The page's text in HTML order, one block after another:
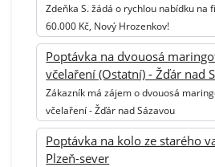
Zdeňka S. žádá o rychlou nabídku na
60.000 Kč, Nový Hrozenkov!
Poptávka na dvouosá
včelaření (Ostatní) - Žďár nad
Zákazník má zájem o dvouosá
včelaření - Žďár nad Sázavou
Poptávka na kolo ze starého
Plzeň-sever